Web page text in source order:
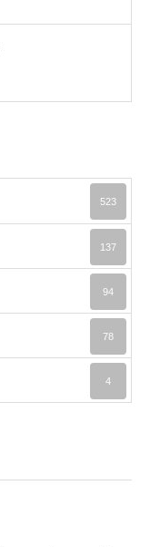
523
137
94
78
4